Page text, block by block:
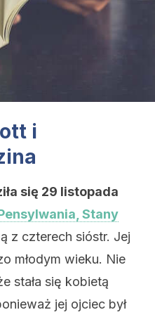
i
się 29 listopada
Stany
z czterech sióstr. Jej
młodym wieku. Nie
stała się kobietą
jej ojciec był